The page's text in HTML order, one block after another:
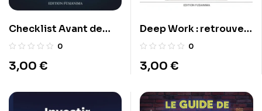
Checklist Avant de
Vendre une Action
0
3,00 €
Deep Work : retrouver
la concentration dans
distractions
0
3,00 €